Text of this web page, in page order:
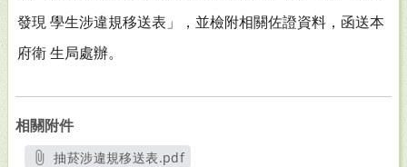
發現 學生涉違規移送表」，並檢附相關佐證資料，函送本
府衛 生局處辦。
相關附件
抽菸涉違規移送表.pdf